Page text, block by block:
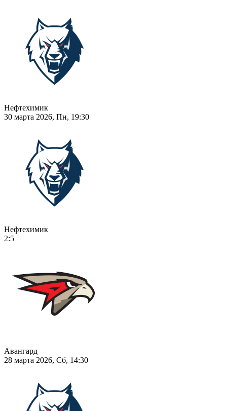
Нефтехимик
30 марта 2026, Пн, 19:30
Нефтехимик
2:5
Авангард
28 марта 2026, Сб, 14:30